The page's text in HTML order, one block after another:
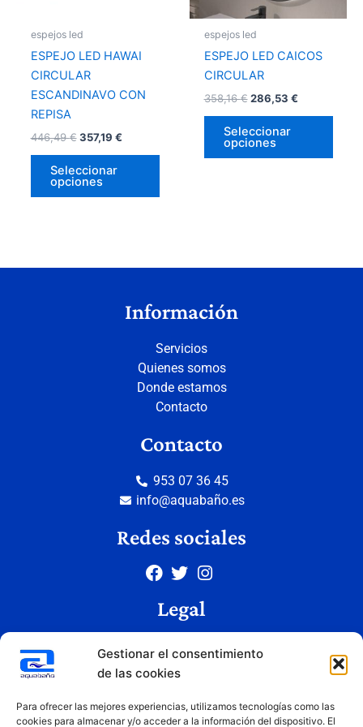
Gestionar el consentimiento
de las cookies
Para ofrecer las mejores experiencias, utilizamos tecnologías como las
cookies para almacenar y/o acceder a la información del dispositivo. El
espejos led
ESPEJO LED HAWAI
CIRCULAR
ESCANDINAVO CON
REPISA
446,49€ 357,19 €
Seleccionar
opciones
espejos led
ESPEJO LED CAICOS
CIRCULAR
358,16€ 286,53 €
Seleccionar
opciones
Información
Servicios
Quienes somos
Donde estamos
Contacto
Contacto
953 07 36 45
info@aquabaño.es
Redes sociales
Legal
Política de privacidad
Condiciones de uso